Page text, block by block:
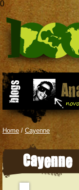
0
Home / Cayenne
Cayenne